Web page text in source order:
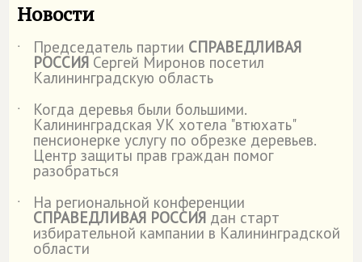
Новости
˙ Председатель партии СПРАВЕДЛИВАЯ
РОССИЯ Сергей Миронов посетил
Калининградскую область
˙
Когда деревья были большими.
Калининградская УК хотела "втюхать"
пенсионерке услугу по обрезке деревьев.
Центр защиты прав граждан помог
разобраться
˙
На региональной конференции
СПРАВЕДЛИВАЯ РОССИЯ дан старт
избирательной кампании в Калининградской
области